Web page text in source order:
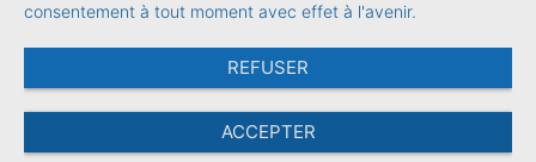
consentement à tout moment avec effet à l'avenir.
REFUSER
ACCEPTER